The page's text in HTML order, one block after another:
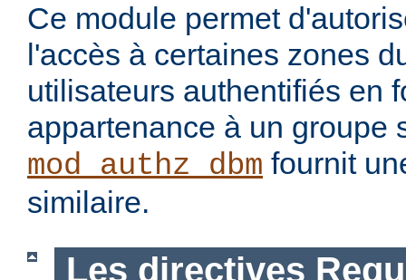
Ce module permet
l'accès à certaines zones
utilisateurs authentifiés en
appartenance à un groupe
mod_authz_dbm fournit
similaire.
Les directives